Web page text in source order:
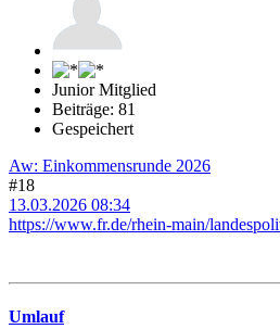
Junior Mitglied
Beiträge: 81
Gespeichert
Aw: Einkommensrunde 2026
#18
13.03.2026 08:34
https://www.fr.de/rhein-main/
Umlauf